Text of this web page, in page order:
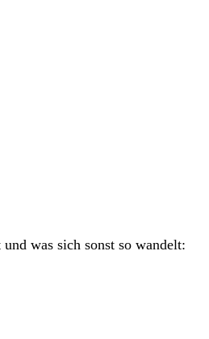
was sich sonst so wandelt: